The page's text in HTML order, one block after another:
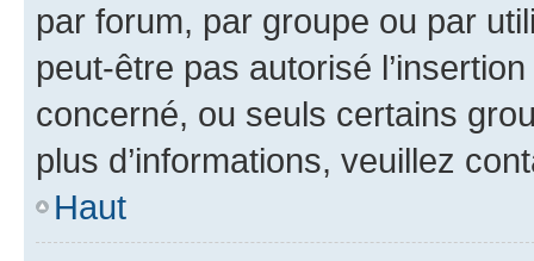
par forum, par groupe ou par
peut-être pas autorisé
concerné, ou seuls certains
plus d’informations, veuillez
Haut